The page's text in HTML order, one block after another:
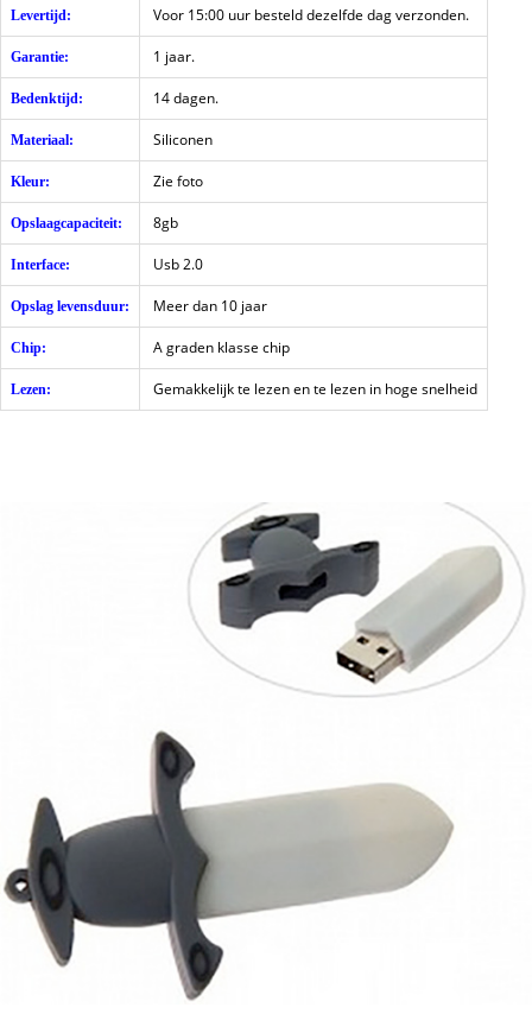
Levertijd: Voor 15:00 uur besteld dezelfde dag verzonden.
Garantie: 1 jaar.
Bedenktijd: 14 dagen.
Materiaal: Siliconen
Kleur: Zie foto
Opslaagcapaciteit: 8gb
Interface: Usb 2.0
Opslag levensduur: Meer dan 10 jaar
Chip: A graden klasse chip
Lezen: Gemakkelijk te lezen en te lezen in hoge snelheid